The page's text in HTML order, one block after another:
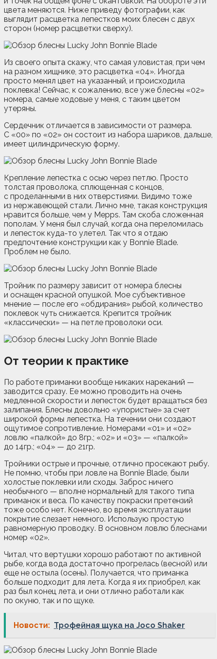
цвета меняются. Ниже приведу фотографии, как
выглядит расцветка лепестков моих блесен с двух
сторон (номер расцветки сверху).
Из своего опыта скажу, что самая уловистая, при чем
на разном хищнике, это расцветка «04». Иногда
просто менял цвет на указанный, и происходила
поклевка! Сейчас, к сожалению, все уже блесны «02»
номера, самые ходовые у меня, с таким цветом
утеряны.
Сердечник отличается в зависимости от размера.
С «00» по «02» он состоит из набора шариков, дальше,
имеет цилиндрическую форму.
Крепление лепестка с осью через петлю. Просто
толстая проволока, сплющенная с концов,
с проделанными в них отверстиями. Видимо тоже
из нержавеющей стали. Лично мне, такая конструкция
нравится больше, чем у Mepps. Там скоба сложенная
пополам. У меня был случай, когда она переломилась
и лепесток куда-то улетел. Так что я отдаю
предпочтение конструкции как у Bonnie Blade.
Проблем не было.
Тройник по размеру зависит от номера блесны
и оснащен красной опушкой. Мое субъективное
мнение — после его «обдирания» рыбой, количество
поклевок чуть снижается. Крепится тройник
«классически» — на петле проволоки оси.
От теории к практике
По работе приманки вообще никаких нареканий —
заводится сразу. Ее можно проводить на очень
медленной скорости и лепесток будет вращаться без
залипания. Блесны довольно «упористые» за счет
широкой формы лепестка. На течении они создают
ощутимое сопротивление. Номерами «01» и «02»
ловлю «палкой» до 8гр.; «02» и «03» — «палкой»
до 14гр.; «04» — до 21гр.
Тройники острые и прочные, отлично просекают рыбу.
Не помню, чтобы при ловле на Bonnie Blade, были
холостые поклевки или сходы. Заброс ничего
необычного — вполне нормальный для такого типа
приманок и веса. По качеству покраски претензий
тоже особо нет. Конечно, во время эксплуатации
покрытие слезает немного. Использую простую
равномерную проводку. В основном ловлю блеснами
номер «02».
Читал, что вертушки хорошо работают по активной
рыбе, когда вода достаточно прогрелась (весной) или
еще не остыла (осень). Получается, что приманка
больше подходит для лета. Когда я их приобрел, как
раз был конец лета, и они отлично работали как
по окуню, так и по щуке.
Новости: Трофейная щука на Joco Shaker